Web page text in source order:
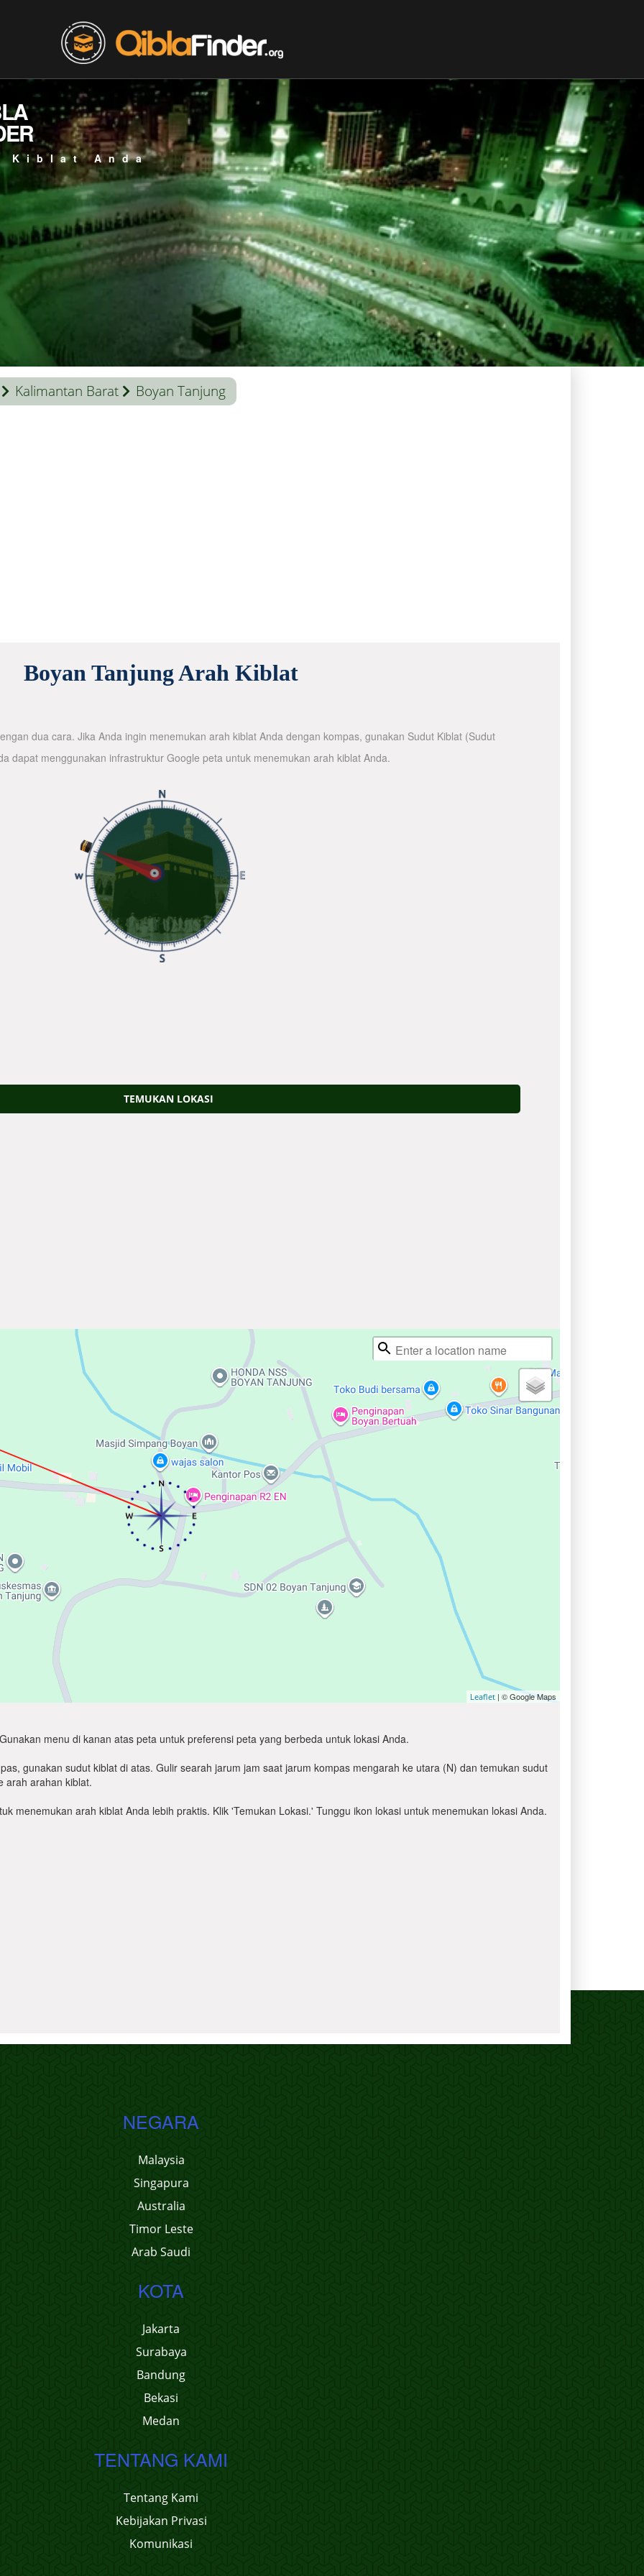
Kiblat Anda
Kalimantan Barat Boyan Tanjung
Boyan Tanjung Arah Kiblat
dua cara. Jika Anda ingin menemukan arah kiblat Anda dengan kompas, gunakan Sudut Kiblat (Sudut
dapat menggunakan infrastruktur Google peta untuk menemukan arah kiblat Anda.
TEMUKAN LOKASI
Leaflet | © Google Maps
menu di kanan atas peta untuk preferensi peta yang berbeda untuk lokasi Anda.
gunakan sudut kiblat di atas. Gulir searah jarum jam saat jarum kompas mengarah ke utara (N) dan temukan sudut
arah arahan kiblat.
menemukan arah kiblat Anda lebih praktis. Klik 'Temukan Lokasi.' Tunggu ikon lokasi untuk menemukan lokasi Anda.
NEGARA
Malaysia
Singapura
Australia
Timor Leste
Arab Saudi
KOTA
Jakarta
Surabaya
Bandung
Bekasi
Medan
TENTANG KAMI
Tentang Kami
Kebijakan Privasi
Komunikasi